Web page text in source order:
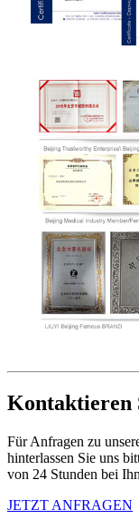
Kontaktieren
Für Anfragen zu
hinterlassen Sie uns
von 24 Stunden bei
JETZT ANFRAGEN